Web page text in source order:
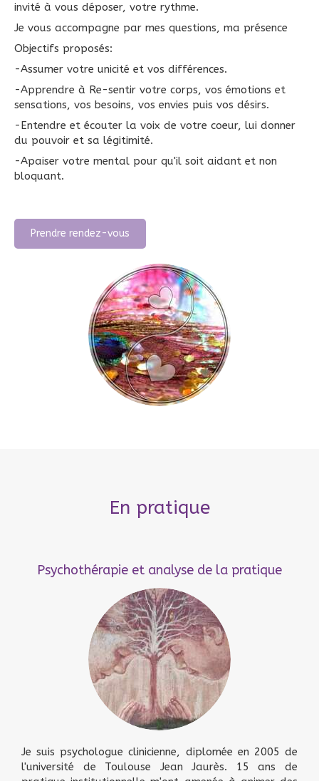
invité à vous déposer, votre rythme.
Je vous accompagne par mes questions, ma présence
Objectifs proposés:
-Assumer votre unicité et vos différences.
-Apprendre à Re-sentir votre corps, vos émotions et
sensations, vos besoins, vos envies puis vos désirs.
-Entendre et écouter la voix de votre coeur, lui donner
du pouvoir et sa légitimité.
-Apaiser votre mental pour qu'il soit aidant et non
bloquant.
Prendre rendez-vous
En pratique
Psychothérapie et analyse de la pratique
Je suis psychologue clinicienne, diplomée en 2005 de
l'université de Toulouse Jean Jaurès. 15 ans de